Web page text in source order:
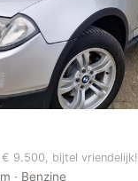
9.500, bijtel vriendelijk!
· Benzine